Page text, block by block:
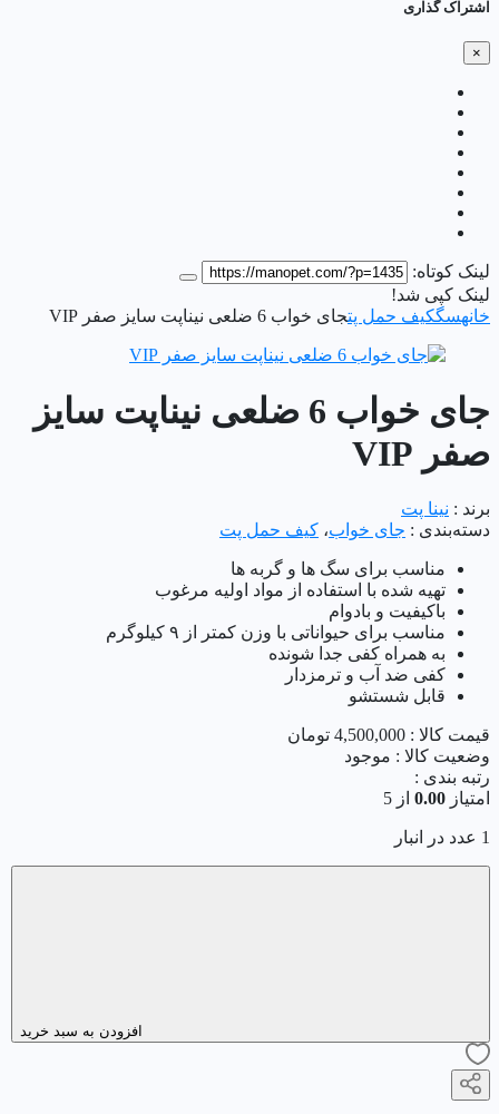
اشتراک گذاری
×
لینک کوتاه:
لینک کپی شد!
خانهسگکیف حمل پتجای خواب 6 ضلعی نیناپت سایز صفر VIP
جای خواب 6 ضلعی نیناپت سایز
صفر VIP
برند : نینا پت
دسته‌بندی : جای خواب، کیف حمل پت
مناسب برای سگ ها و گربه ها
تهیه شده با استفاده از مواد اولیه مرغوب
باکیفیت و بادوام
مناسب برای حیواناتی با وزن کمتر از ۹ کیلوگرم
به همراه کفی جدا شونده
کفی ضد آب و ترمزدار
قابل شستشو
قیمت کالا : 4,500,000 تومان
وضعیت کالا : موجود
رتبه بندی :
امتیاز 0.00 از 5
1 عدد در انبار